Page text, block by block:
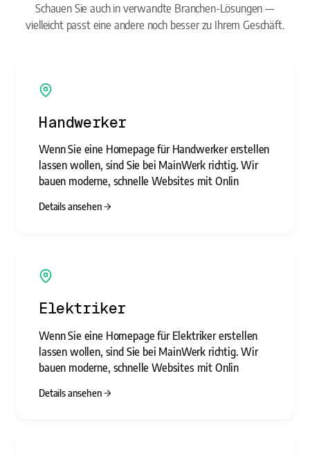
Schauen Sie auch in verwandte Branchen-Lösungen —
vielleicht passt eine andere noch besser zu Ihrem Geschäft.
Handwerker
Wenn Sie eine Homepage für Handwerker erstellen
lassen wollen, sind Sie bei MainWerk richtig. Wir
bauen moderne, schnelle Websites mit Onlin
Details ansehen
Elektriker
Wenn Sie eine Homepage für Elektriker erstellen
lassen wollen, sind Sie bei MainWerk richtig. Wir
bauen moderne, schnelle Websites mit Onlin
Details ansehen